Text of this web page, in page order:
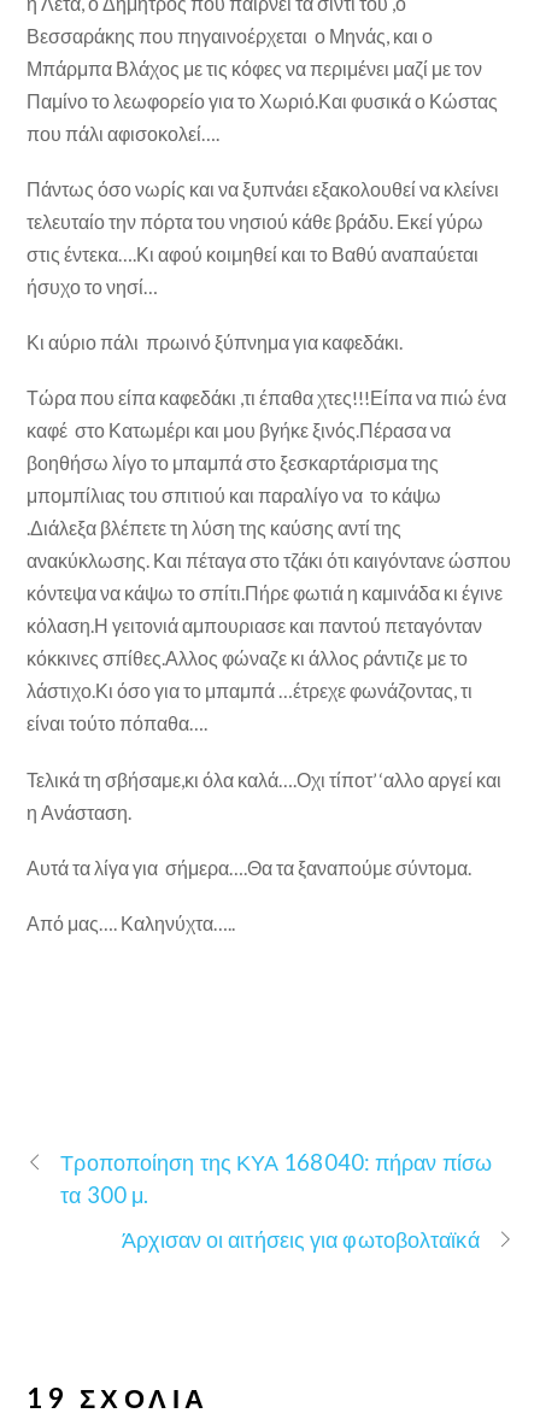
Βεσσαράκης που πηγαινοέρχεται ο Μηνάς, και ο
Μπάρμπα Βλάχος με τις κόφες να περιμένει μαζί με τον
Παμίνο το λεωφορείο για το Χωριό.Και φυσικά ο Κώστας
που πάλι αφισοκολεί….
Πάντως όσο νωρίς και να ξυπνάει εξακολουθεί να κλείνει
τελευταίο την πόρτα του νησιού κάθε βράδυ. Εκεί γύρω
στις έντεκα….Κι αφού κοιμηθεί και το Βαθύ αναπαύεται
ήσυχο το νησί…
Κι αύριο πάλι πρωινό ξύπνημα για καφεδάκι.
Τώρα που είπα καφεδάκι ,τι έπαθα χτες!!!Είπα να πιώ ένα
καφέ στο Κατωμέρι και μου βγήκε ξινός.Πέρασα να
βοηθήσω λίγο το μπαμπά στο ξεσκαρτάρισμα της
μπομπίλιας του σπιτιού και παραλίγο να το κάψω
.Διάλεξα βλέπετε τη λύση της καύσης αντί της
ανακύκλωσης. Και πέταγα στο τζάκι ότι καιγόντανε ώσπου
κόντεψα να κάψω το σπίτι.Πήρε φωτιά η καμινάδα κι έγινε
κόλαση.Η γειτονιά αμπουριασε και παντού πεταγόνταν
κόκκινες σπίθες.Αλλος φώναζε κι άλλος ράντιζε με το
λάστιχο.Κι όσο για το μπαμπά …έτρεχε φωνάζοντας, τι
είναι τούτο πόπαθα….
Τελικά τη σβήσαμε,κι όλα καλά….Οχι τίποτ’ ‘αλλο αργεί και
η Ανάσταση.
Αυτά τα λίγα για σήμερα….Θα τα ξαναπούμε σύντομα.
Από μας…. Καληνύχτα…..
Τροποποίηση της ΚΥΑ 168040: πήραν πίσω
τα 300 μ.
Άρχισαν οι αιτήσεις για φωτοβολταϊκά
19 ΣΧΌΛΙΑ